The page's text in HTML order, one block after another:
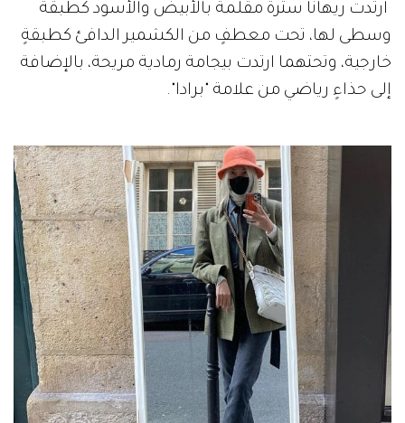
ارتدت ريهانا سترة مقلّمة بالأبيض والأسود كطبقة
وسطى لها، تحت معطفٍ من الكشمير الدافئ كطبقةٍ
خارجية، وتحتهما ارتدت بيجامة رمادية مريحة، بالإضافة
إلى حذاءٍ رياضي من علامة "برادا".